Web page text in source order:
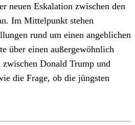
neuen Eskalation zwischen den
Im Mittelpunkt stehen
rund um einen angeblichen
über einen außergewöhnlich
zwischen Donald Trump und
die Frage, ob die jüngsten